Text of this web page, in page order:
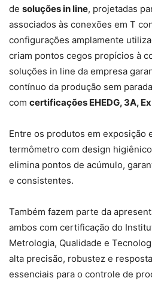
de soluções in line, projetadas
associados às conexões em T
configurações amplamente
criam pontos cegos propícios à
soluções in line da empresa
contínuo da produção sem
com certificações EHEDG, 3A, Ex
Entre os produtos em exposição
termômetro com design
elimina pontos de acúmulo,
e consistentes.
Também fazem parte da
ambos com certificação do
Metrologia, Qualidade e
alta precisão, robustez e
essenciais para o controle de